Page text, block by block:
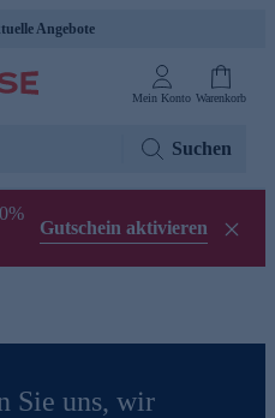
Angebote
Mein Konto Warenkorb
Suchen
Gutschein aktivieren
Sie uns, wir